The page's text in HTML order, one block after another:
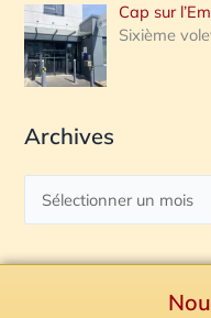
Cap sur
Sixième
Archives